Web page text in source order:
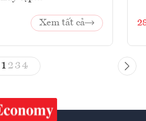
Xem tất cả
1 23 4